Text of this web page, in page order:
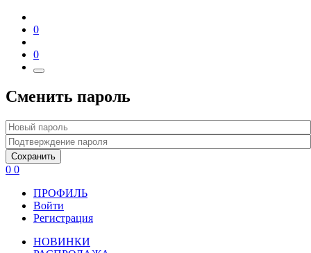
0
0
Сменить пароль
Сохранить
0 0
ПРОФИЛЬ
Войти
Регистрация
НОВИНКИ